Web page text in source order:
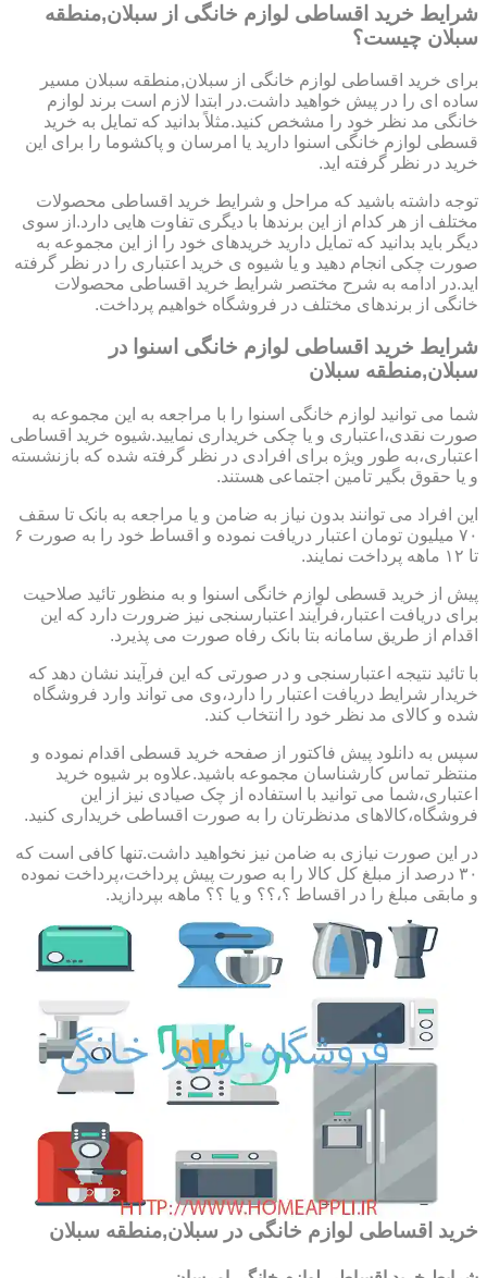
شرایط خرید اقساطی لوازم خانگی از سبلان,منطقه
سبلان چیست؟
برای خرید اقساطی لوازم خانگی از سبلان,منطقه سبلان مسیر
ساده ای را در پیش خواهید داشت.در ابتدا لازم است برند لوازم
خانگی مد نظر خود را مشخص کنید.مثلاً بدانید که تمایل به خرید
قسطی لوازم خانگی اسنوا دارید یا امرسان و پاکشوما را برای این
خرید در نظر گرفته اید.
توجه داشته باشید که مراحل و شرایط خرید اقساطی محصولات
مختلف از هر کدام از این برندها با دیگری تفاوت هایی دارد.از سوی
دیگر باید بدانید که تمایل دارید خریدهای خود را از این مجموعه به
صورت چکی انجام دهید و یا شیوه ی خرید اعتباری را در نظر گرفته
اید.در ادامه به شرح مختصر شرایط خرید اقساطی محصولات
خانگی از برندهای مختلف در فروشگاه خواهیم پرداخت.
شرایط خرید اقساطی لوازم خانگی اسنوا در
سبلان,منطقه سبلان
شما می توانید لوازم خانگی اسنوا را با مراجعه به این مجموعه به
صورت نقدی،اعتباری و یا چکی خریداری نمایید.شیوه خرید اقساطی
اعتباری،به طور ویژه برای افرادی در نظر گرفته شده که بازنشسته
و یا حقوق بگیر تامین اجتماعی هستند.
این افراد می توانند بدون نیاز به ضامن و یا مراجعه به بانک تا سقف
۷۰ میلیون تومان اعتبار دریافت نموده و اقساط خود را به صورت ۶
تا ۱۲ ماهه پرداخت نمایند.
پیش از خرید قسطی لوازم خانگی اسنوا و به منظور تائید صلاحیت
برای دریافت اعتبار،فرآیند اعتبارسنجی نیز ضرورت دارد که این
اقدام از طریق سامانه بتا بانک رفاه صورت می پذیرد.
با تائید نتیجه اعتبارسنجی و در صورتی که این فرآیند نشان دهد که
خریدار شرایط دریافت اعتبار را دارد،وی می تواند وارد فروشگاه
شده و کالای مد نظر خود را انتخاب کند.
سپس به دانلود پیش فاکتور از صفحه خرید قسطی اقدام نموده و
منتظر تماس کارشناسان مجموعه باشید.علاوه بر شیوه خرید
اعتباری،شما می توانید با استفاده از چک صیادی نیز از این
فروشگاه،کالاهای مدنظرتان را به صورت اقساطی خریداری کنید.
در این صورت نیازی به ضامن نیز نخواهید داشت.تنها کافی است که
۳۰ درصد از مبلغ کل کالا را به صورت پیش پرداخت،پرداخت نموده
و مابقی مبلغ را در اقساط ؟،؟؟ و یا ؟؟ ماهه بپردازید.
خرید اقساطی لوازم خانگی در سبلان,منطقه سبلان